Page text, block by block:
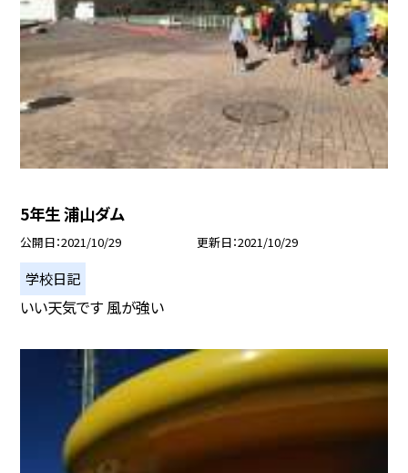
5年生 浦山ダム
公開日 2021/10/29 更新日 2021/10/29
学校日記
いい天気です 風が強い